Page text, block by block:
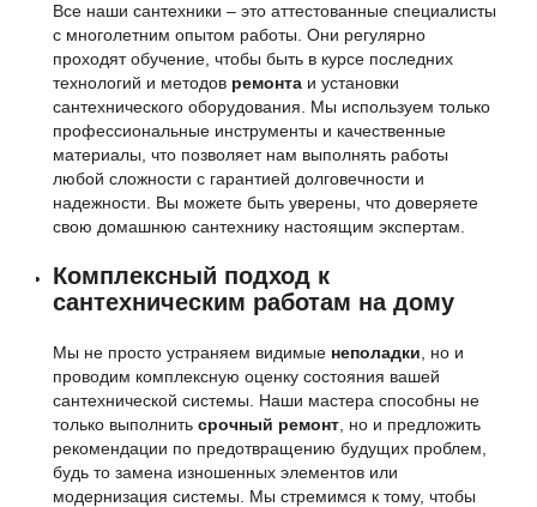
Все наши сантехники – это аттестованные специалисты
с многолетним опытом работы. Они регулярно
проходят обучение, чтобы быть в курсе последних
технологий и методов ремонта и установки
сантехнического оборудования. Мы используем только
профессиональные инструменты и качественные
материалы, что позволяет нам выполнять работы
любой сложности с гарантией долговечности и
надежности. Вы можете быть уверены, что доверяете
свою домашнюю сантехнику настоящим экспертам.
Комплексный подход к
сантехническим работам на дому
Мы не просто устраняем видимые неполадки , но и
проводим комплексную оценку состояния вашей
сантехнической системы. Наши мастера способны не
только выполнить срочный ремонт , но и предложить
рекомендации по предотвращению будущих проблем,
будь то замена изношенных элементов или
модернизация системы. Мы стремимся к тому, чтобы